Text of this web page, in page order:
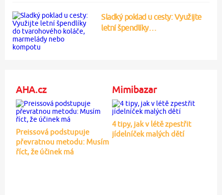
Sladký poklad u cesty: Využijte
letní špendlíky…
AHA.cz
Preissová podstupuje
převratnou metodu: Musím
říct, že účinek má
Mimibazar
4 tipy, jak v létě zpestřit
jídelníček malých dětí